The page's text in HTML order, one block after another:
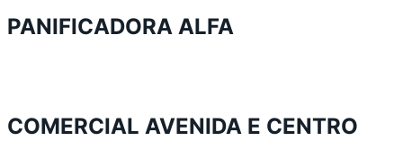
PANIFICADORA ALFA
COMERCIAL AVENIDA E CENTRO